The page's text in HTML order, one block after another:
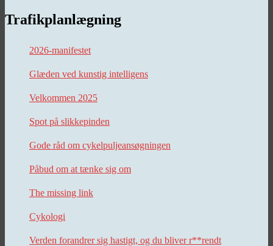
Trafikplanlægning
2026-manifestet
Glæden ved kunstig intelligens
Velkommen 2025
Spot på slikkepinden
Gode råd om cykelpuljeansøgningen
Påbud om at tænke sig om
The missing link
Cykologi
Verden forandrer sig hastigt, og du bliver r**rendt